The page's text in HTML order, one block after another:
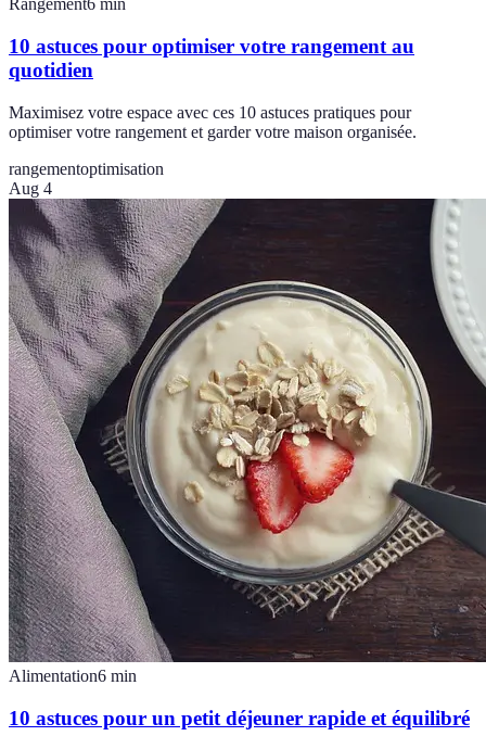
Rangement6 min
10 astuces pour optimiser votre rangement au
quotidien
Maximisez votre espace avec ces 10 astuces pratiques pour
optimiser votre rangement et garder votre maison organisée.
rangementoptimisation
Aug 4
Alimentation6 min
10 astuces pour un petit déjeuner rapide et équilibré